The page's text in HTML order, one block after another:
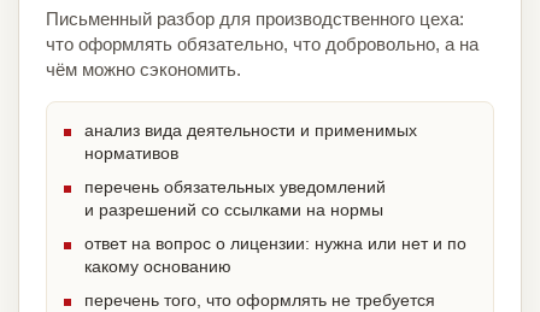
Письменный разбор для производственного цеха:
что оформлять обязательно, что добровольно, а на
чём можно сэкономить.
анализ вида деятельности и применимых
нормативов
перечень обязательных уведомлений
и разрешений со ссылками на нормы
ответ на вопрос о лицензии: нужна или нет и по
какому основанию
перечень того, что оформлять не требуется